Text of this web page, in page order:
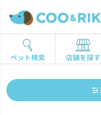
ペット検索 店舗を探す